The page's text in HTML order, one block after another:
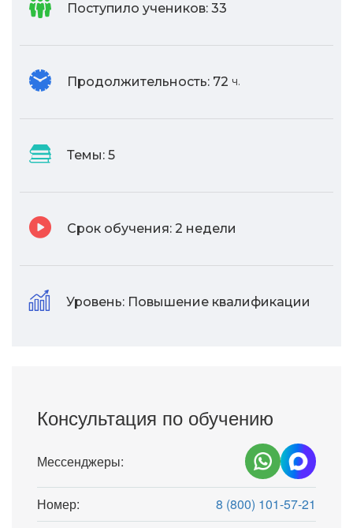
Поступило учеников: 33
Продолжительность: 72 ч.
Темы: 5
Срок обучения: 2 недели
Уровень: Повышение квалификации
Консультация по обучению
Мессенджеры:
Номер:
8 (800) 101-57-21